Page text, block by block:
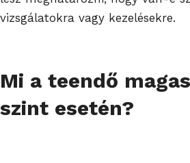
vizsgálatokra vagy kezelésekre.
Mi a teendő
szint esetén?